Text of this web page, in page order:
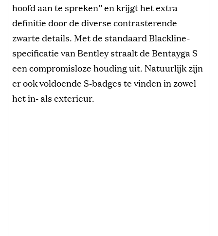
hoofd aan te spreken” en krijgt het extra
definitie door de diverse contrasterende
zwarte details. Met de standaard Blackline-
specificatie van Bentley straalt de Bentayga S
een compromisloze houding uit. Natuurlijk zijn
er ook voldoende S-badges te vinden in zowel
het in- als exterieur.